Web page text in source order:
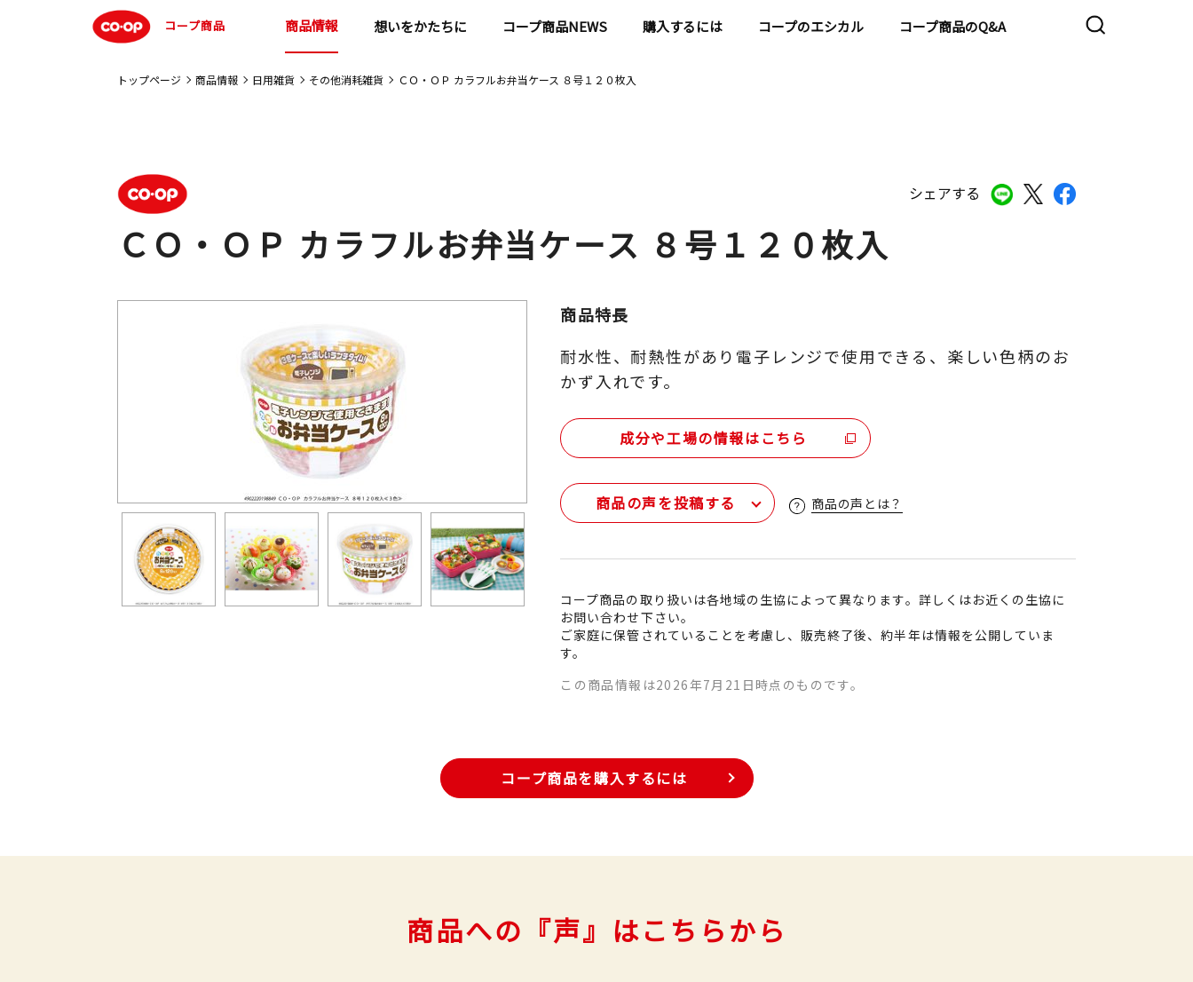
コープ商品 商品情報 想いをかたちに コープ商品NEWS 購入するには コープのエシカル コープ商品のQ&A
トップページ 商品情報 日用雑貨 その他消耗雑貨 ＣＯ・ＯＰ カラフルお弁当ケース ８号１２０枚入
シェアする
ＣＯ・ＯＰ カラフルお弁当ケース ８号１２０枚入
商品特長
耐水性、耐熱性があり電子レンジで使用できる、楽しい色柄のお
かず入れです。
成分や工場の情報はこちら
商品の声を投稿する 商品の声とは？
コープ商品の取り扱いは各地域の生協によって異なります。詳しくはお近くの生協に
お問い合わせ下さい。
ご家庭に保管されていることを考慮し、販売終了後、約半年は情報を公開していま
す。
この商品情報は2026年7月21日時点のものです。
コープ商品を購入するには
商品への『声』はこちらから